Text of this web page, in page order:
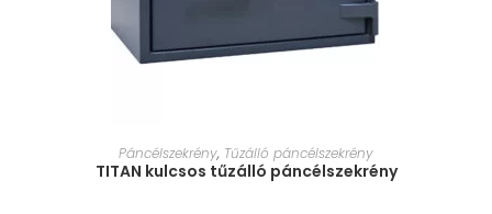
MÉRET VÁLASZTÁSA
Páncélszekrény, Tűzálló páncélszekrény
TITAN kulcsos tűzálló páncélszekrény